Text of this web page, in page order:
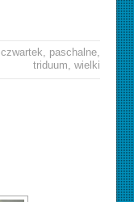
czwartek, paschalne,
triduum, wielki